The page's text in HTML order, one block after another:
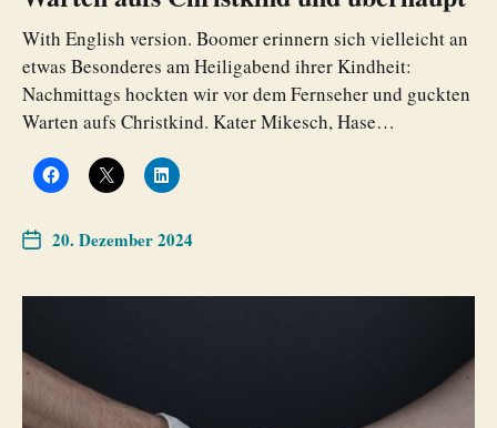
With English version. Boomer erinnern sich vielleicht an
etwas Besonderes am Heiligabend ihrer Kindheit:
Nachmittags hockten wir vor dem Fernseher und guckten
Warten aufs Christkind. Kater Mikesch, Hase…
20. Dezember 2024